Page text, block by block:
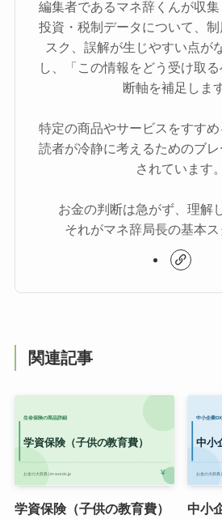
編集者であるマネ辞くんが収集
投資・税制データについて、
スク、誤解が生じやすい点が
し、「この情報をどう受け取
断軸を補足しま
特定の商品やサービスをすすめ
読者が冷静に考えるためのブ
されています。
お金の判断は急がず、理解
それがマネ辞局長の基本ス
関連記事
学資保険（子供の教育費） 中小